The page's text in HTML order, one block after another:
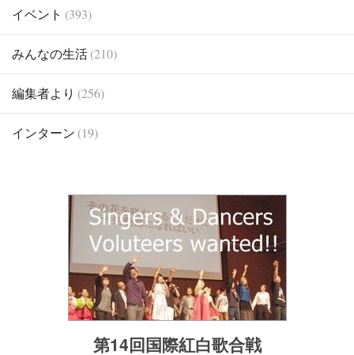
イベント (393)
みんなの生活(210)
編集者より (256)
インターン (19)
第14回国際紅白歌合戦